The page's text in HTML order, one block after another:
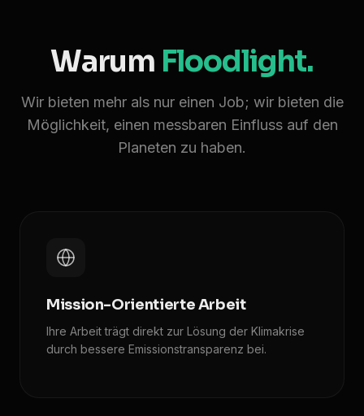
Warum Floodlight.
Wir bieten mehr als nur einen Job; wir bieten die
Möglichkeit, einen messbaren Einfluss auf den
Planeten zu haben.
Mission-Orientierte Arbeit
Ihre Arbeit trägt direkt zur Lösung der Klimakrise
durch bessere Emissionstransparenz bei.